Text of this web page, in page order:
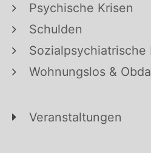
Psychische Krisen
Schulden
Sozialpsychiatrische
Wohnungslos &
Veranstaltungen